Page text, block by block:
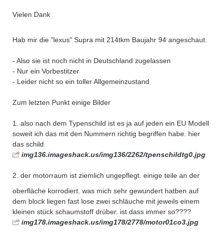
Vielen Dank
Hab mir die "lexus" Supra mit 214tkm Baujahr 94 angeschaut.
- Also sie ist noch nicht in Deutschland zugelassen
- Nur ein Vorbestitzer
- Leider nicht so ein toller Allgemeinzustand
Zum letzten Punkt einige Bilder
1. also nach dem Typenschild ist es ja auf jeden ein EU Modell
soweit ich das mit den Nummern richtig begriffen habe. hier
das schild
img136.imageshack.us/img136/2262/tpenschildtg0.jpg
2. der motorraum ist ziemlich ungepflegt. einige teile an der
oberfläche korrodiert. was mich sehr gewundert hatben auf
dem block liegen fast lose zwei schläuche mit jeweils einem
kleinen stück schaumstoff drüber. ist dass immer so????
img178.imageshack.us/img178/2778/motor01co3.jpg